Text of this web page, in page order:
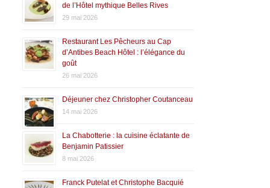
de l’Hôtel mythique Belles Rives
29 mai 2026
Restaurant Les Pêcheurs au Cap
d’Antibes Beach Hôtel : l’élégance du
goût
26 mai 2026
Déjeuner chez Christopher Coutanceau
14 mai 2026
La Chabotterie : la cuisine éclatante de
Benjamin Patissier
8 mai 2026
Franck Putelat et Christophe Bacquié